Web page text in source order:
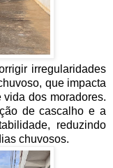
irregularidades
que impacta
dos moradores.
de cascalho e a
reduzindo
chuvosos.